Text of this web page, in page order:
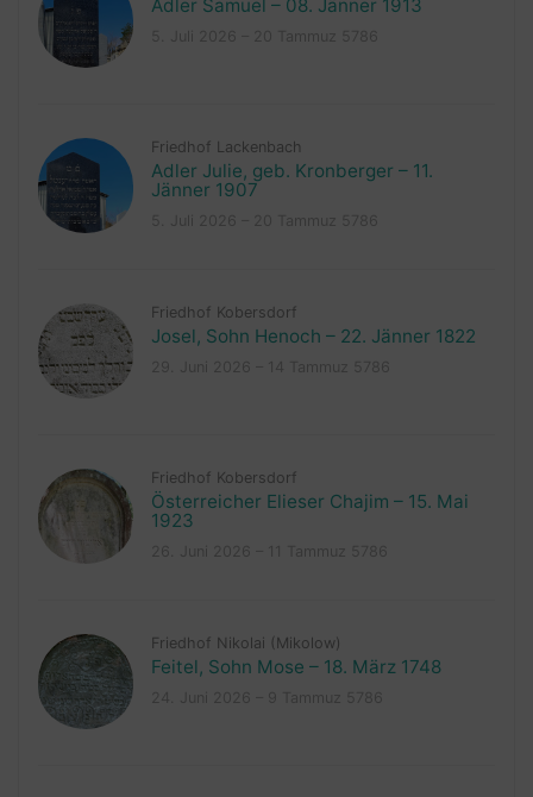
Adler Samuel – 08. Jänner 1913
Friedhof Lackenbach
Adler Julie, geb. Kronberger – 11.
Jänner 1907
Friedhof Kobersdorf
Josel, Sohn Henoch – 22. Jänner 1822
Friedhof Kobersdorf
Österreicher Elieser Chajim – 15. Mai
1923
Friedhof Nikolai (Mikolow)
Feitel, Sohn Mose – 18. März 1748